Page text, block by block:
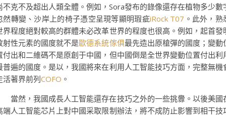
不克不及超出人類全體。例如，Sora發布的錄像還存在植物多少數
然轉變、沙岸上的椅子憑空呈現等顯明瑕疵iRock T07 。此外，熟
界程度絕對較高的群體未必改革世界的程度也很高。例如，起首發
射性元素的國度就不是歐德系統傢俱最先造出原槍彈的國度；變動
付出和二維碼不是原創于中國，但中國倒是全世界變動位置付出利
普遍的國度。是以，我國將來在利用人工智能技巧方面，完整無機
活著界前列COFO 。
當然，我國成長人工智能還存在技巧之外的一些挑釁。以後美國
端人工智能芯片上對中國采取限制辦法，將不成防止影響到相干技